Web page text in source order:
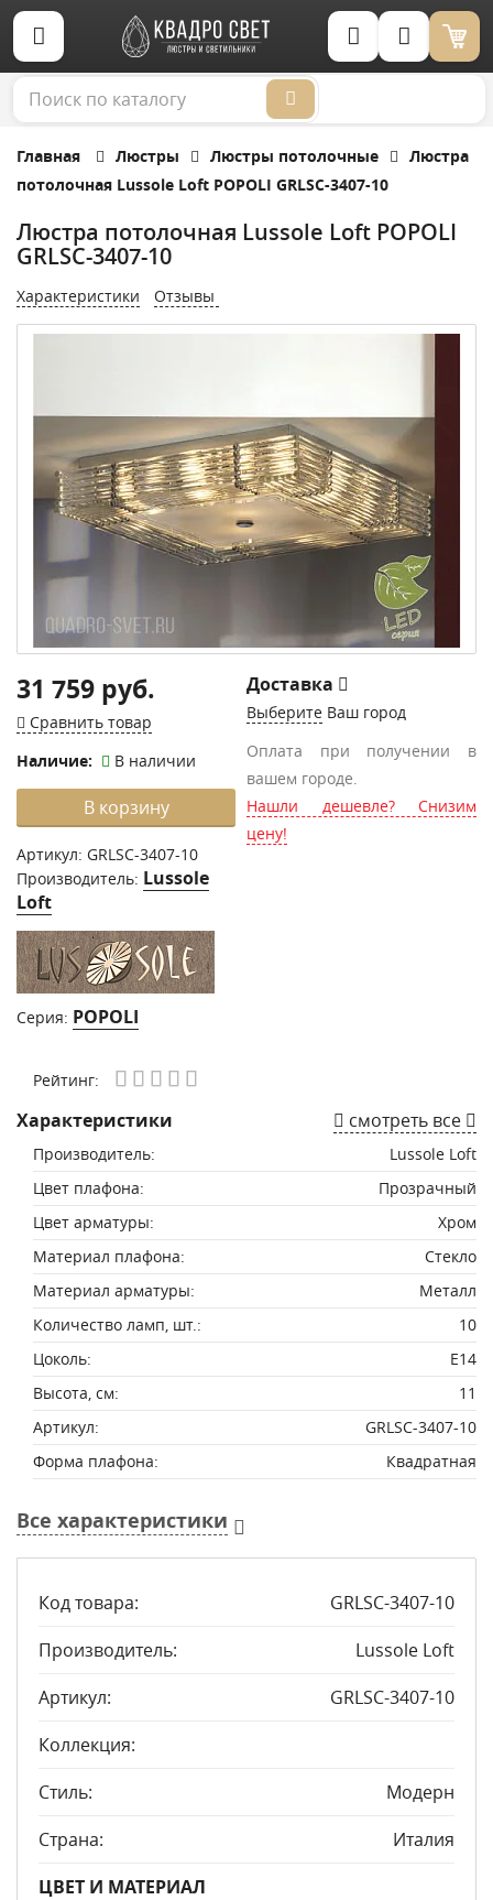
Корзина (0)
Главная Люстры Люстры потолочные
Люстра
потолочная Lussole Loft POPOLI GRLSC-3407-10
Люстра потолочная Lussole Loft POPOLI
GRLSC-3407-10
Характеристики Отзывы
31 759 руб.
Сравнить товар
Наличие:
В наличии
В корзину
Артикул: GRLSC-3407-10
Производитель: Lussole
Loft
Серия: POPOLI
Доставка
Выберите Ваш город
Оплата при получении в
вашем городе.
Нашли дешевле? Снизим
цену!
Рейтинг:
Характеристики смотреть все
Производитель:
Lussole Loft
Цвет плафона:
Прозрачный
Цвет арматуры:
Хром
Материал плафона:
Стекло
Материал арматуры:
Металл
Количество ламп, шт.:
10
Цоколь:
E14
Высота, см:
11
Артикул:
GRLSC-3407-10
Форма плафона:
Квадратная
Все характеристики
Код товара:
GRLSC-3407-10
Производитель:
Lussole Loft
Артикул:
GRLSC-3407-10
Коллекция:
Стиль:
Модерн
Страна:
Италия
ЦВЕТ И МАТЕРИАЛ